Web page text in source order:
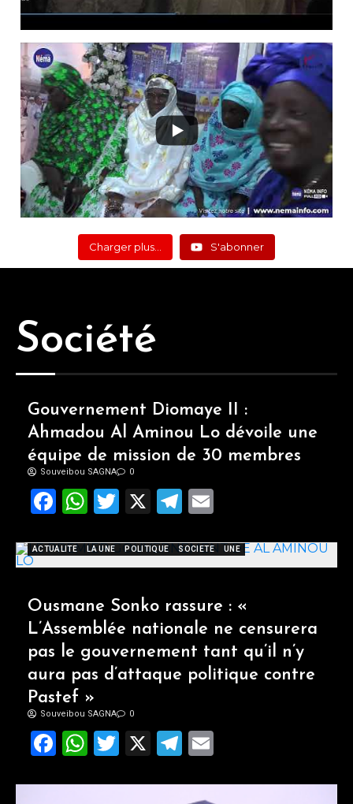
Charger plus… S'abonner
Société
ACTUALITE LA UNE POLITIQUE SOCIETE UNE
Gouvernement Diomaye II :
Ahmadou Al Aminou Lo dévoile une
équipe de mission de 30 membres
Souveibou SAGNA 0
Facebook
WhatsApp
Twitter
X Telegram
Ousmane Sonko rassure : «
L’Assemblée nationale ne censurera
pas le gouvernement tant qu’il n’y
aura pas d’attaque politique contre
Pastef »
Souveibou SAGNA 0
Facebook
WhatsApp
Twitter
X Telegram